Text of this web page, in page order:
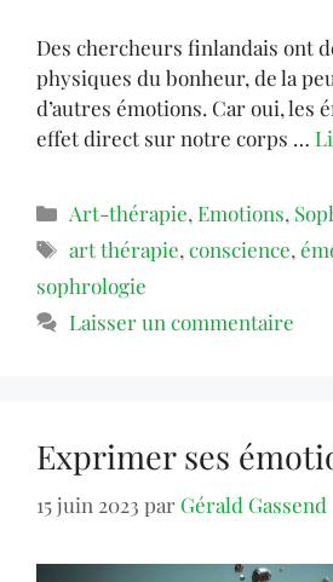
Des chercheurs finlandais ont
physiques du bonheur, de la
d’autres émotions. Car oui, les
effet direct sur notre corps …
Art-thérapie, Emotions,
art thérapie,conscience,
sophrologie
Laisser un commentaire
Exprimer ses
15 juin 2023 par Gérald Gassend